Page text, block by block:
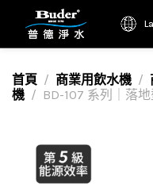
首頁 商業用飲水機
機
BD-107 系列｜落